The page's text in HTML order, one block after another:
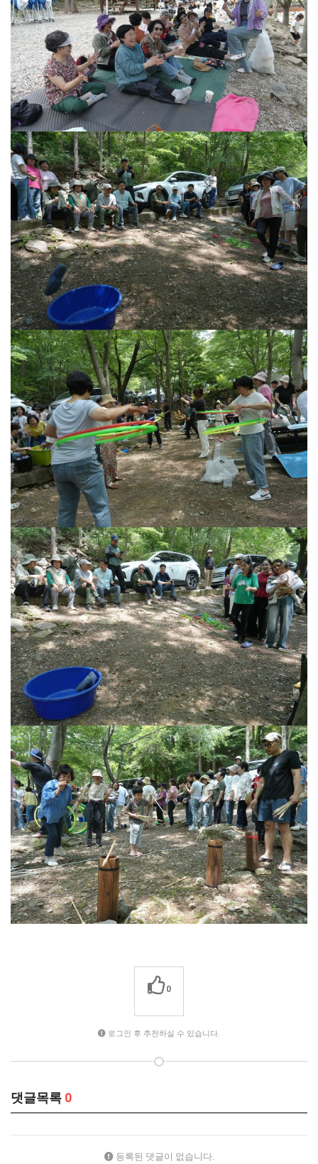
0
로그인 후 추천하실 수 있습니다.
댓글목록 0
등록된 댓글이 없습니다.